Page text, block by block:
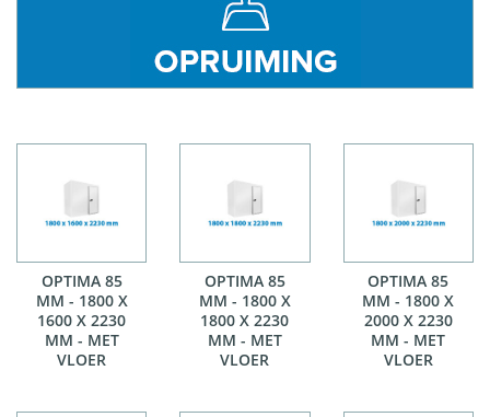
OPTIMA 85
MM - 1800 X
1600 X 2230
MM - MET
VLOER
OPTIMA 85
MM - 1800 X
1800 X 2230
MM - MET
VLOER
OPTIMA 85
MM - 1800 X
2000 X 2230
MM - MET
VLOER